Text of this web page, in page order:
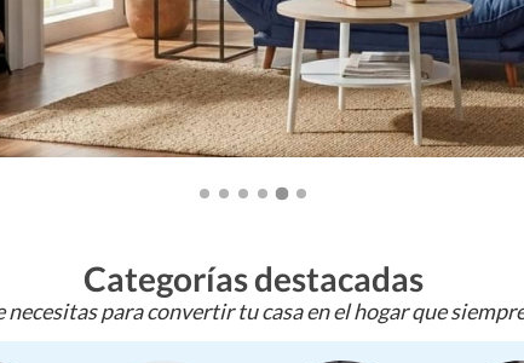
Categorías destacadas
necesitas para convertir tu casa en el hogar que